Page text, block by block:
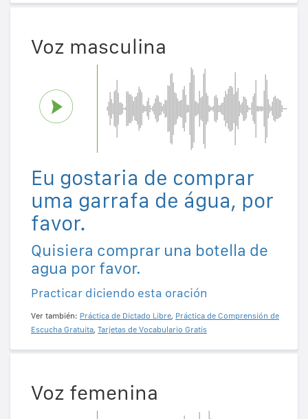
Voz masculina
Eu gostaria de comprar
uma garrafa de água, por
favor.
Quisiera comprar una botella de
agua por favor.
Practicar diciendo esta oración
Ver también: Práctica de Dictado Libre, Práctica de Comprensión de
Escucha Gratuita, Tarjetas de Vocabulario Gratis
Voz femenina